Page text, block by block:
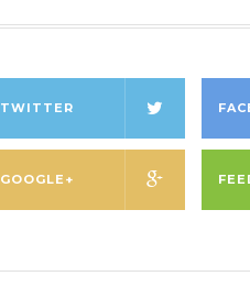
TWITTER
GOOGLE+